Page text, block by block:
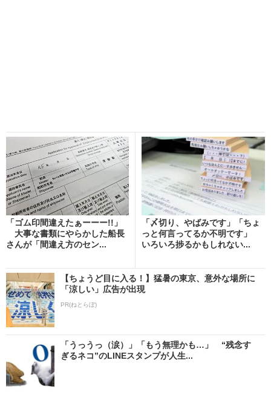
「ゴム印間違えたぁーーー!!」
大事な書類にやらかした船長
さんが「間違え方のセン...
「〆切り、やばみです」「ちょ
っと何言ってるか不明です」
いろいろ捗るかもしれない...
【ちょうど目に入る！】猛暑の東京、意外な場所に
「涼しい」広告が出現
PR(ねとらぼ)
「うっうっ（涙）」「もう無理かも…」 “残念す
ぎるネコ”のLINEスタンプが人生...